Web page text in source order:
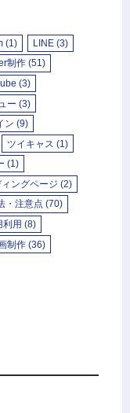
(1) LINE(3)
制作(51)
(3)
ー (3)
ン (9)
ツイキャス (1)
(1)
ングページ (2)
・注意点 (70)
利用 (8)
制作 (36)